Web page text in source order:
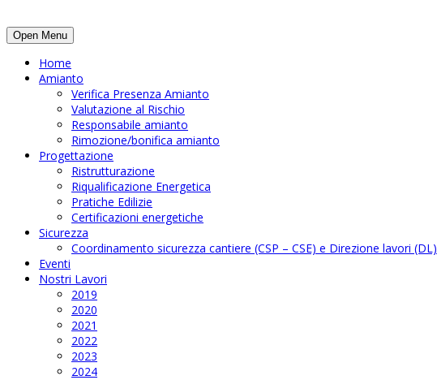
Open Menu
Home
Amianto
Verifica Presenza Amianto
Valutazione al Rischio
Responsabile amianto
Rimozione/bonifica amianto
Progettazione
Ristrutturazione
Riqualificazione Energetica
Pratiche Edilizie
Certificazioni energetiche
Sicurezza
Coordinamento sicurezza cantiere (CSP – CSE) e Direzione lavori (DL)
Eventi
Nostri Lavori
2019
2020
2021
2022
2023
2024